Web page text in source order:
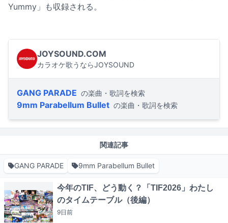
Yummy」も収録される。
JOYSOUND.COM
カラオケ歌うならJOYSOUND
GANG PARADE の楽曲・歌詞を検索
9mm Parabellum Bullet の楽曲・歌詞を検索
関連記事
GANG PARADE 9mm Parabellum Bullet
今年のTIF、どう動く？「TIF2026」わたし
のタイムテーブル（後編）
9日前